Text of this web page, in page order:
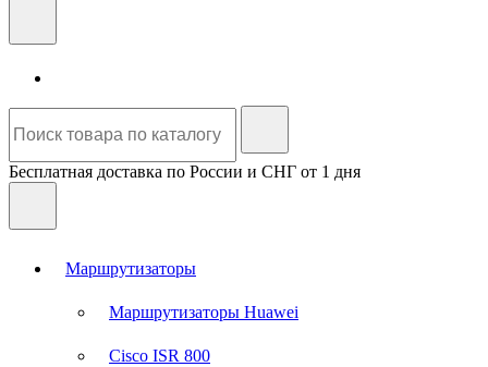
Бесплатная доставка по России и СНГ от 1 дня
Маршрутизаторы
Маршрутизаторы Huawei
Cisco ISR 800